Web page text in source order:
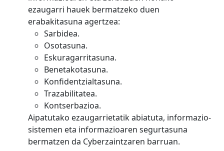
ezaugarri hauek bermatzeko duen
erabakitasuna agertzea:
Sarbidea.
Osotasuna.
Eskuragarritasuna.
Benetakotasuna.
Konfidentzialtasuna.
Trazabilitatea.
Kontserbazioa.
Aipatutako ezaugarrietatik abiatuta, informazio-
sistemen eta informazioaren segurtasuna
bermatzen da Cyberzaintzaren barruan.